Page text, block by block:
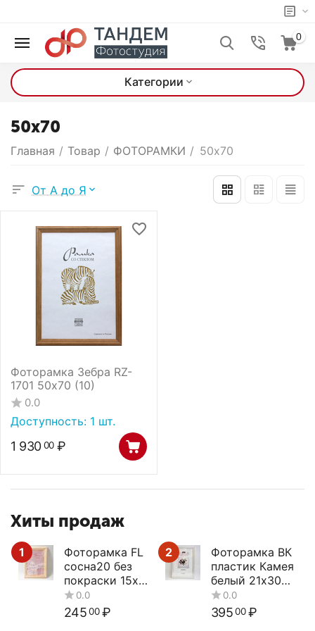
0
Категории
50х70
Главная / Товар / ФОТОРАМКИ / 50х70
От А до Я
Фоторамка Зебра RZ-
1701 50х70 (10)
0.0
Доступность: 1 шт.
1 930 00 ₽
Хиты продаж
1
Фоторамка FL
сосна20 без
покраски 15х21
(50)
24500 ₽
2
Фоторамка ВК
пластик Камея
белый 21х30
(32)
39500 ₽